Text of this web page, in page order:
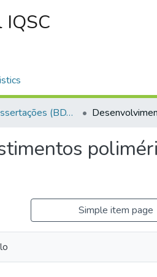
Teses e Dissertações (BDTD USP)
Simple item page